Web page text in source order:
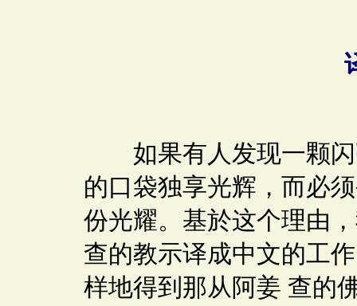
如果有人发现一颗闪
的口袋独享光辉，而必
份光耀。基於这个理由
查的教示译成中文的工
样地得到那从阿姜 查的